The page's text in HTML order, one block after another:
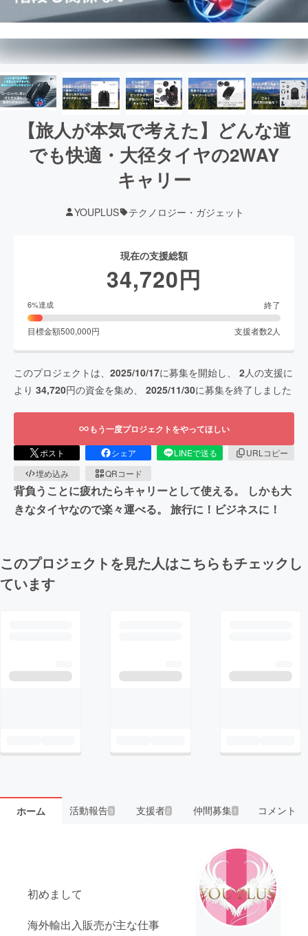
【旅人が本気で考えた】どんな道
でも快適・大径タイヤの2WAY
キャリー
YOUPLUS テクノロジー・ガジェット
現在の支援総額
34,720円
6%達成 終了
目標金額500,000円 支援者数2 人
このプロジェクトは、 2025/10/17に募集を開始し、 2人の支援に
より 34,720円の資金を集め、 2025/11/30に募集を終了しました
もう一度プロジェクトをやってほしい
ポスト シェア LINEで送る
URLコピー
埋め込み
QRコード
背負うことに疲れたらキャリーとして使える。 しかも大
きなタイヤなので楽々運べる。 旅行に！ビジネスに！
このプロジェクトを見た人はこちらもチェックし
ています
ホーム 活動報告3 支援者2 仲間募集 1 コメント
初めまして
海外輸出入販売が主な仕事